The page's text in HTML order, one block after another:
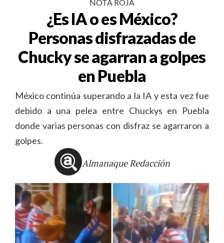
NOTA ROJA
¿Es IA o es México?
Personas disfrazadas de
Chucky se agarran a golpes
en Puebla
México continúa superando a la IA y esta vez fue
debido a una pelea entre Chuckys en Puebla
donde varias personas con disfraz se agarraron a
golpes.
Almanaque Redacción